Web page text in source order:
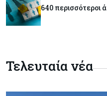
ενόψει των
ενώνουν τις
640 περισσότεροι
Τελευταία νέα